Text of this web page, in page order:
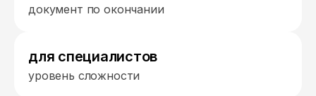
документ по окончании
для специалистов
уровень сложности